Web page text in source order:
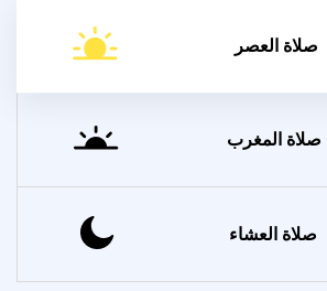
صلاة العصر
صلاة المغرب
صلاة العشاء